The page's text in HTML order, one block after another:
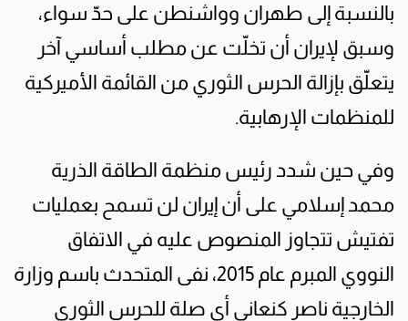
بالنسبة إلى طهران وواشنطن على حدّ سواء،
وسبق لإيران أن تخلّت عن مطلب أساسي آخر
يتعلّق بإزالة الحرس الثوري من القائمة الأميركية
للمنظمات الإرهابية.
وفي حين شدد رئيس منظمة الطاقة الذرية
محمد إسلامي على أن إيران لن تسمح بعمليات
تفتيش تتجاوز المنصوص عليه في الاتفاق
النووي المبرم عام 2015، نفى المتحدث باسم وزارة
الخارجية ناصر كنعاني أي صلة للحرس الثوري